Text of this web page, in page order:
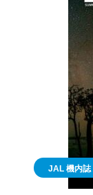
JAL 機内